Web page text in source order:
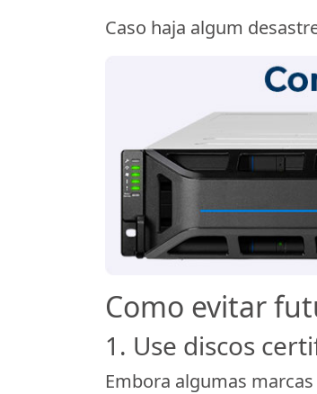
Caso haja algum
Como evitar
1. Use discos
Embora algumas